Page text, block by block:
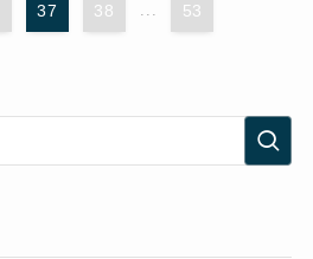
37 38 ... 53